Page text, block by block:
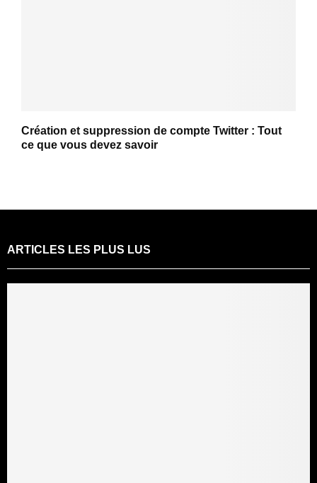
Création et suppression de compte Twitter : Tout
ce que vous devez savoir
ARTICLES LES PLUS LUS